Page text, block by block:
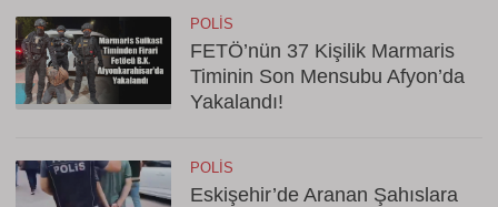
POLIS
FETÖ’nün 37 Kişilik Marmaris
Timinin Son Mensubu Afyon’da
Yakalandı!
POLIS
Eskişehir’de Aranan Şahıslara